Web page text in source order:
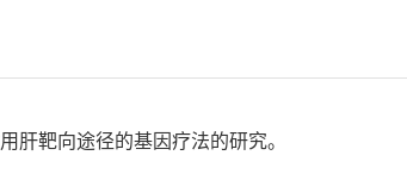
靶向途径的基因疗法的研究。